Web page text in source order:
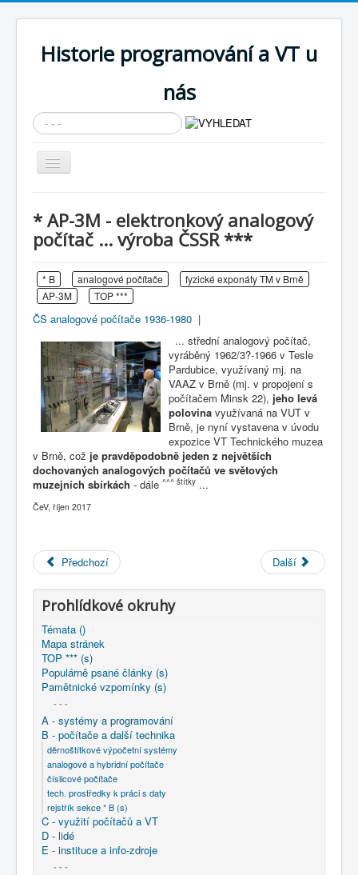
Historie programování a VT u
nás
Vyhledávání...
Přepnout
navigaci
Cíle expozice
Současnost SW a IT
Historické počítače
COBOL
O nás
Úvod
B - počítače a další technika
analogové a hybridní počítače
* AP-3M - elektronkový analogový počítač ... výroba
ČSSR ***
* AP-3M - elektronkový analogový
počítač ... výroba ČSSR ***
* B analogové počítače
fyzické exponáty TM v Brně
AP-3M
TOP ***
ČS analogové počítače 1936-1980 |
... střední analogový počítač,
vyráběný 1962/3?-1966 v Tesle
Pardubice, využívaný mj. na
VAAZ v Brně (mj. v propojení s
počítačem Minsk 22), jeho levá
polovina využívaná na VUT v
Brně, je nyní vystavena v úvodu
expozice VT Technického muzea
v Brně, což je pravděpodobně jeden z největších
dochovaných analogových počítačů ve světových
muzejních sbírkách - dále ^^^ štítky ...
ČeV, říjen 2017
Předchozí Další
Prohlídkové okruhy
Témata ()
Mapa stránek
TOP *** (s)
Populárně psané články (s)
Pamětnické vzpomínky (s)
- - -
A - systémy a programování
B - počítače a další technika
děrnoštítkové výpočetní systémy
analogové a hybridní počítače
číslicové počítače
tech. prostředky k práci s daty
rejstřík sekce * B (s)
C - využití počítačů a VT
D - lidé
E - instituce a info-zdroje
- - -